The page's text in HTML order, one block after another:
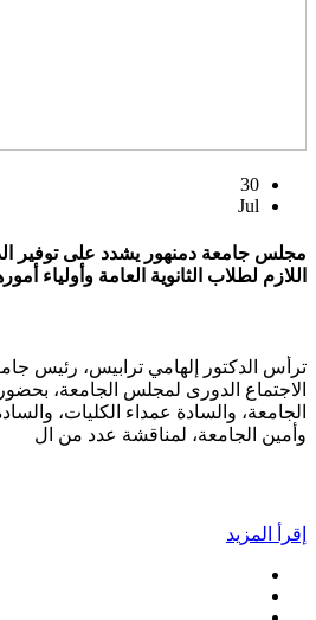
30
Jul
مجلس جامعة دمنهور يشدد على توفير
اللازم لطلاب الثانوية العامة وأولياء
ترأس الدكتور إلهامي ترابيس، رئيس
الاجتماع الدورى لمجلس الجامعة،
الجامعة، والسادة عمداء الكليات،
وأمين الجامعة، لمناقشة عدد من ال
إقرأ المزيد